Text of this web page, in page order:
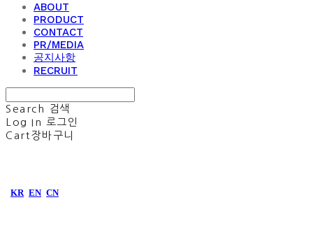
ABOUT
PRODUCT
CONTACT
PR/MEDIA
공지사항
RECRUIT
Search
검색
Log In 로그인
Cart 장바구니
KR EN CN